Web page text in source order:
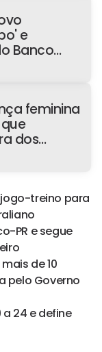
e
Banco
feminina
dos
treino para
PR e segue
de 10
pelo Governo
24 e define